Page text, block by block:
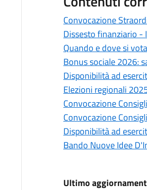
Convocazione
Dissesto finanziario
Quando e dove si
Bonus sociale 2026:
Disponibilità ad
Elezioni regionali
Convocazione
Convocazione
Disponibilità ad
Bando Nuove Idee
Ultimo